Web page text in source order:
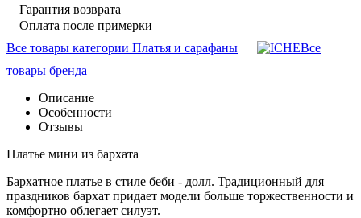
Гарантия возврата
Оплата после примерки
Все товары категории Платья и сарафаны
Все
товары бренда
Описание
Особенности
Отзывы
Платье мини из бархата
Бархатное платье в стиле беби - долл. Традиционный для
праздников бархат придает модели больше торжественности и
комфортно облегает силуэт.